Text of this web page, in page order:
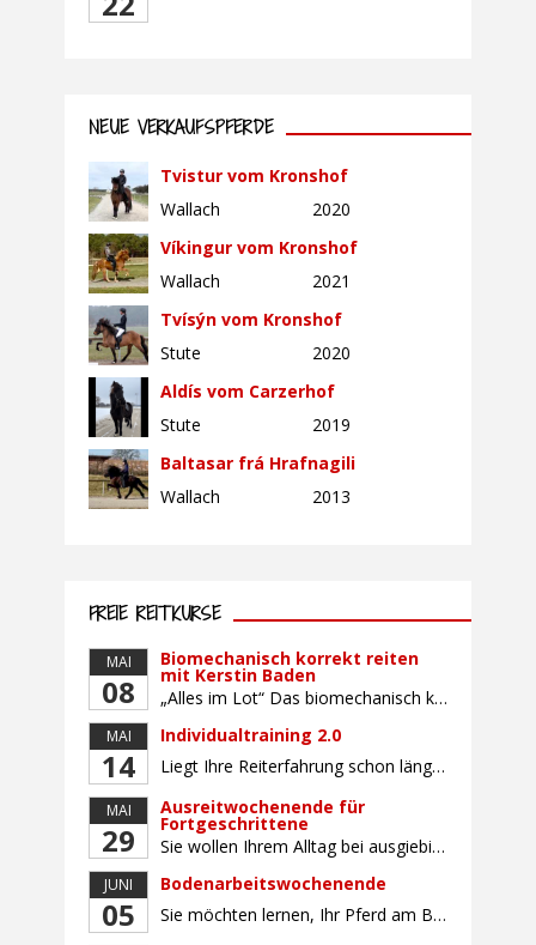
NEUE VERKAUFSPFERDE
Tvistur vom Kronshof
Wallach
2020
Víkingur vom Kronshof
Wallach
2021
Tvísýn vom Kronshof
Stute
2020
Aldís vom Carzerhof
Stute
2019
Baltasar frá Hrafnagili
Wallach
2013
FREIE REITKURSE
MAI
08
Biomechanisch korrekt reiten
mit Kerstin Baden
„Alles im Lot“ Das biomechanisch korrekte Reiten vereint viele wichtige Erkenntnisse der Reitkunst und der Physiologie von Pferd und Reiter miteinander. Ziel ist die größtmögliche Symmetrie des Reiters, denn erst wenn „alles im Lot“ ist, kann das Pferd den Reiter ausbalanciert und losgelassen tragen. Dafür muss der Reiter lernen, die Reaktionen seines Pferdes auf seinen […]
MAI
14
Individualtraining 2.0
Liegt Ihre Reiterfahrung schon länger zurück oder fühlen Sie sich noch nicht richtig fit? Oder sind Sie bereits ein sicherer Reiter und freuen sich auf weiterführenden Unterricht? Training für Reiter:innen mit unterschiedlicher Reiterfahrung, auf die Wünsche und Kenntnisse des Einzelnen abgestimmt. Ein abwechslungsreiches Programm mit individuellem Reitunterricht mit unterschiedlichen Schwerpunkten und für Fortgeschrittene auch mit […]
MAI
29
Ausreitwochenende für
Fortgeschrittene
Sie wollen Ihrem Alltag bei ausgiebigen Ritten durch unser wunderschönes Gelände entfliehen? Dann ist das Ausreitwochenende genau das Richtige. Geübte und sichere Reiter und Reiterinnen genießen die herrliche Natur unter erfahrener Rittführung. Teilnahme mit Leih- oder eigenem Pferd möglich. Mindestteilnehmerzahl: 5 Personen
JUNI
05
Bodenarbeitswochenende
Sie möchten lernen, Ihr Pferd am Boden gezielt zu gymnastizieren und durch feine Kommunikation zu führen? Dieser Kurs vermittelt, wie gezieltes und korrektes Longieren zur gymnastizierenden Arbeit mit dem Pferd beitragen. Wir arbeiten mit Hilfe eines Kappzaums – ohne Ausbinder oder andere Hilfszügel. Im Mittelpunkt stehen feine Kommunikation, klare Körpersprache und präzise Hilfengebung mit dem […]